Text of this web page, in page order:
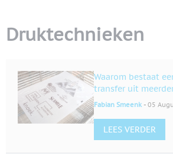
Druktechnieken
Waarom bestaat
transfer uit
Fabian Smeenk - 05
LEES VERDER